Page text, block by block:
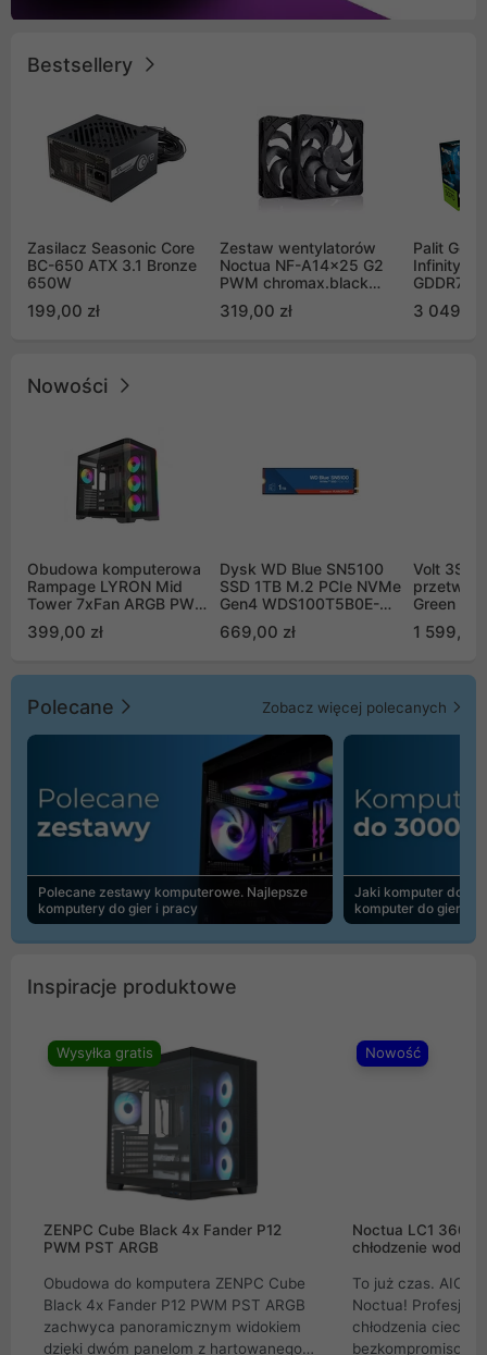
Bestsellery
Zasilacz Seasonic Core
BC-650 ATX 3.1 Bronze
650W
199,00 zł
Zestaw wentylatorów
Noctua NF-A14x25 G2
PWM chromax.black
Push Pull (2szt)
319,00 zł
Palit
Infinity 3
GDDR7
GB2050S)
3 049,00
Nowości
Obudowa komputerowa
Rampage LYRON Mid
Tower 7xFan ARGB PWM
399,00 zł
Dysk WD Blue SN5100
SSD 1TB M.2 PCIe NVMe
Gen4 WDS100T5B0E-
669,00 zł
Volt
Green
1 599,00
Polecane Zobacz więcej polecanych
Polecane zestawy komputerowe. Najlepsze
komputery do gier i pracy
Jaki komputer do
komputer do gier |
Inspiracje produktowe
Wysyłka gratis
ZENPC Cube Black 4x Fander P12
PWM PST ARGB
Obudowa do komputera ZENPC Cube
Black 4x Fander P12 PWM PST ARGB
zachwyca panoramicznym widokiem
dzięki dwóm panelom z hartowanego
Nowość
Noctua LC1
chłodzenie wodne
To już czas. AIO
Noctua!
chłodzenia cieczą